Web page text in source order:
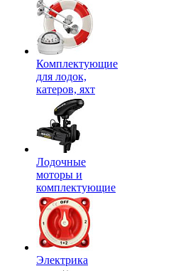
Комплектующие
для лодок,
катеров, яхт
Лодочные
моторы и
комплектующие
Электрика